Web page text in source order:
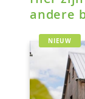
andere